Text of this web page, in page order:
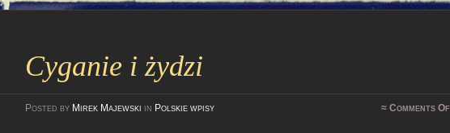
Cyganie i żydzi
Posted by Mirek Majewski in Polskie wpisy ≈Comments